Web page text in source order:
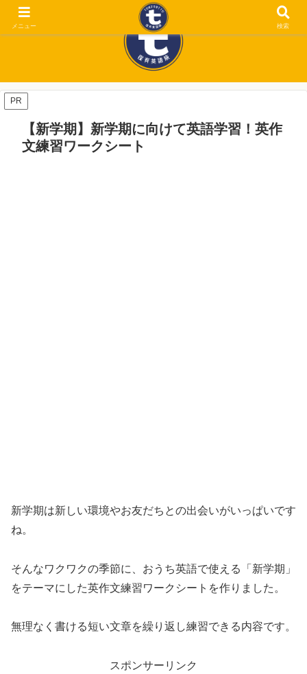
PR
【新学期】新学期に向けて英語学習！英作
文練習ワークシート
新学期は新しい環境やお友だちとの出会いがいっぱいです
ね。
そんなワクワクの季節に、おうち英語で使える「新学期」
をテーマにした英作文練習ワークシートを作りました。
無理なく書ける短い文章を繰り返し練習できる内容です。
スポンサーリンク
メニュー 検索